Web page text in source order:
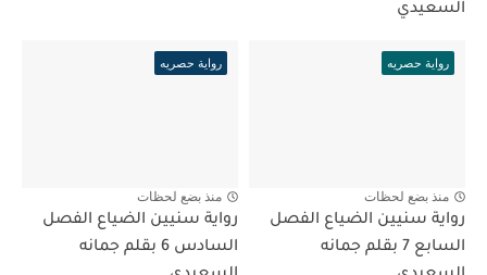
السعيدي
رواية حصريه
منذ بضع لحظات
رواية سنيين الضياع الفصل
السابع 7 بقلم جمانه
رواية حصريه
منذ بضع لحظات
رواية سنيين الضياع الفصل
السادس 6 بقلم جمانه